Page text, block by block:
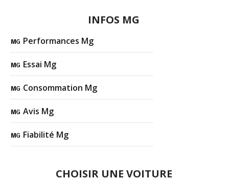
INFOS MG
Performances Mg
Essai Mg
Consommation Mg
Avis Mg
Fiabilité Mg
CHOISIR UNE VOITURE